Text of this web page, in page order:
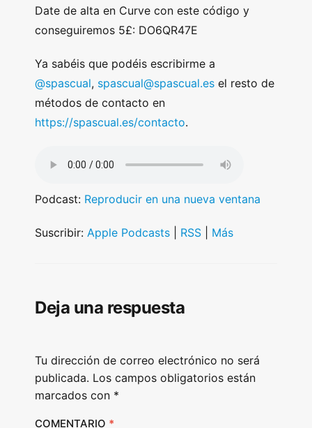
Date de alta en Curve con este código y
conseguiremos 5£: DO6QR47E
Ya sabéis que podéis escribirme a
@spascual, spascual@spascual.es el resto de
métodos de contacto en
https://spascual.es/contacto.
Podcast: Reproducir en una nueva ventana
Suscribir: Apple Podcasts RSS Más
Deja una respuesta
Tu dirección de correo electrónico no será
publicada. Los campos obligatorios están
marcados con *
COMENTARIO *